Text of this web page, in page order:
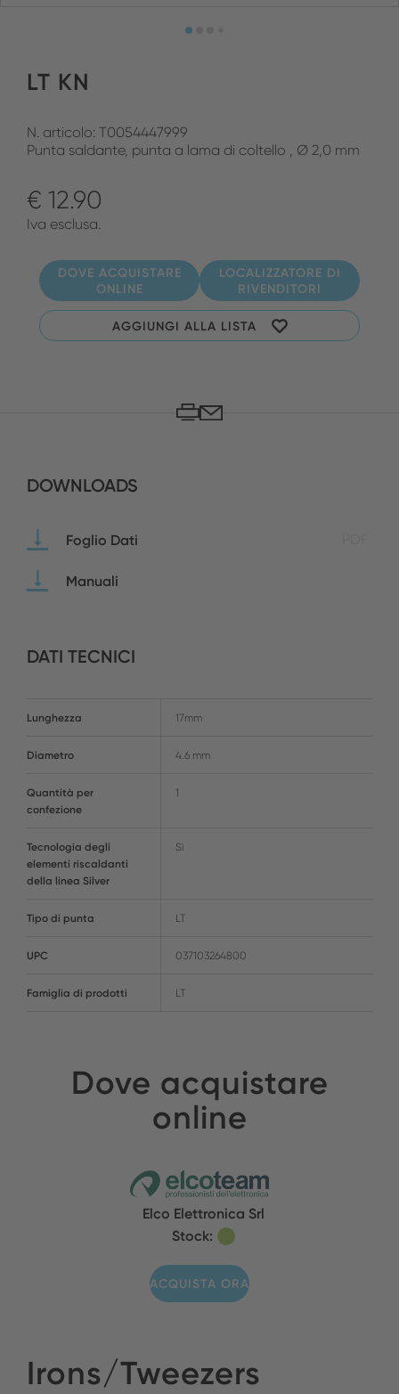
LT KN
N. articolo: T0054447999
Punta saldante, punta a lama di coltello , Ø 2,0 mm
€ 12.90
Iva esclusa.
DOVE ACQUISTARE
ONLINE
LOCALIZZATORE DI
RIVENDITORI
AGGIUNGI ALLA LISTA
DOWNLOADS
Foglio Dati
Manuali
DATI TECNICI
Lunghezza 17mm
Diametro 4.6 mm
Quantità per
confezione
1
Tecnologia degli
elementi riscaldanti
della linea Silver
Sì
Tipo di punta LT
UPC 037103264800
Famiglia di prodotti LT
Dove acquistare
online
Elco Elettronica Srl
Stock:
ACQUISTA ORA
Irons/Tweezers